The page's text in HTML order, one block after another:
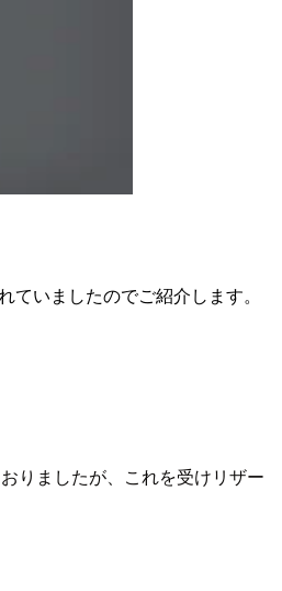
いましたのでご紹介します。
りましたが、これを受けリザー